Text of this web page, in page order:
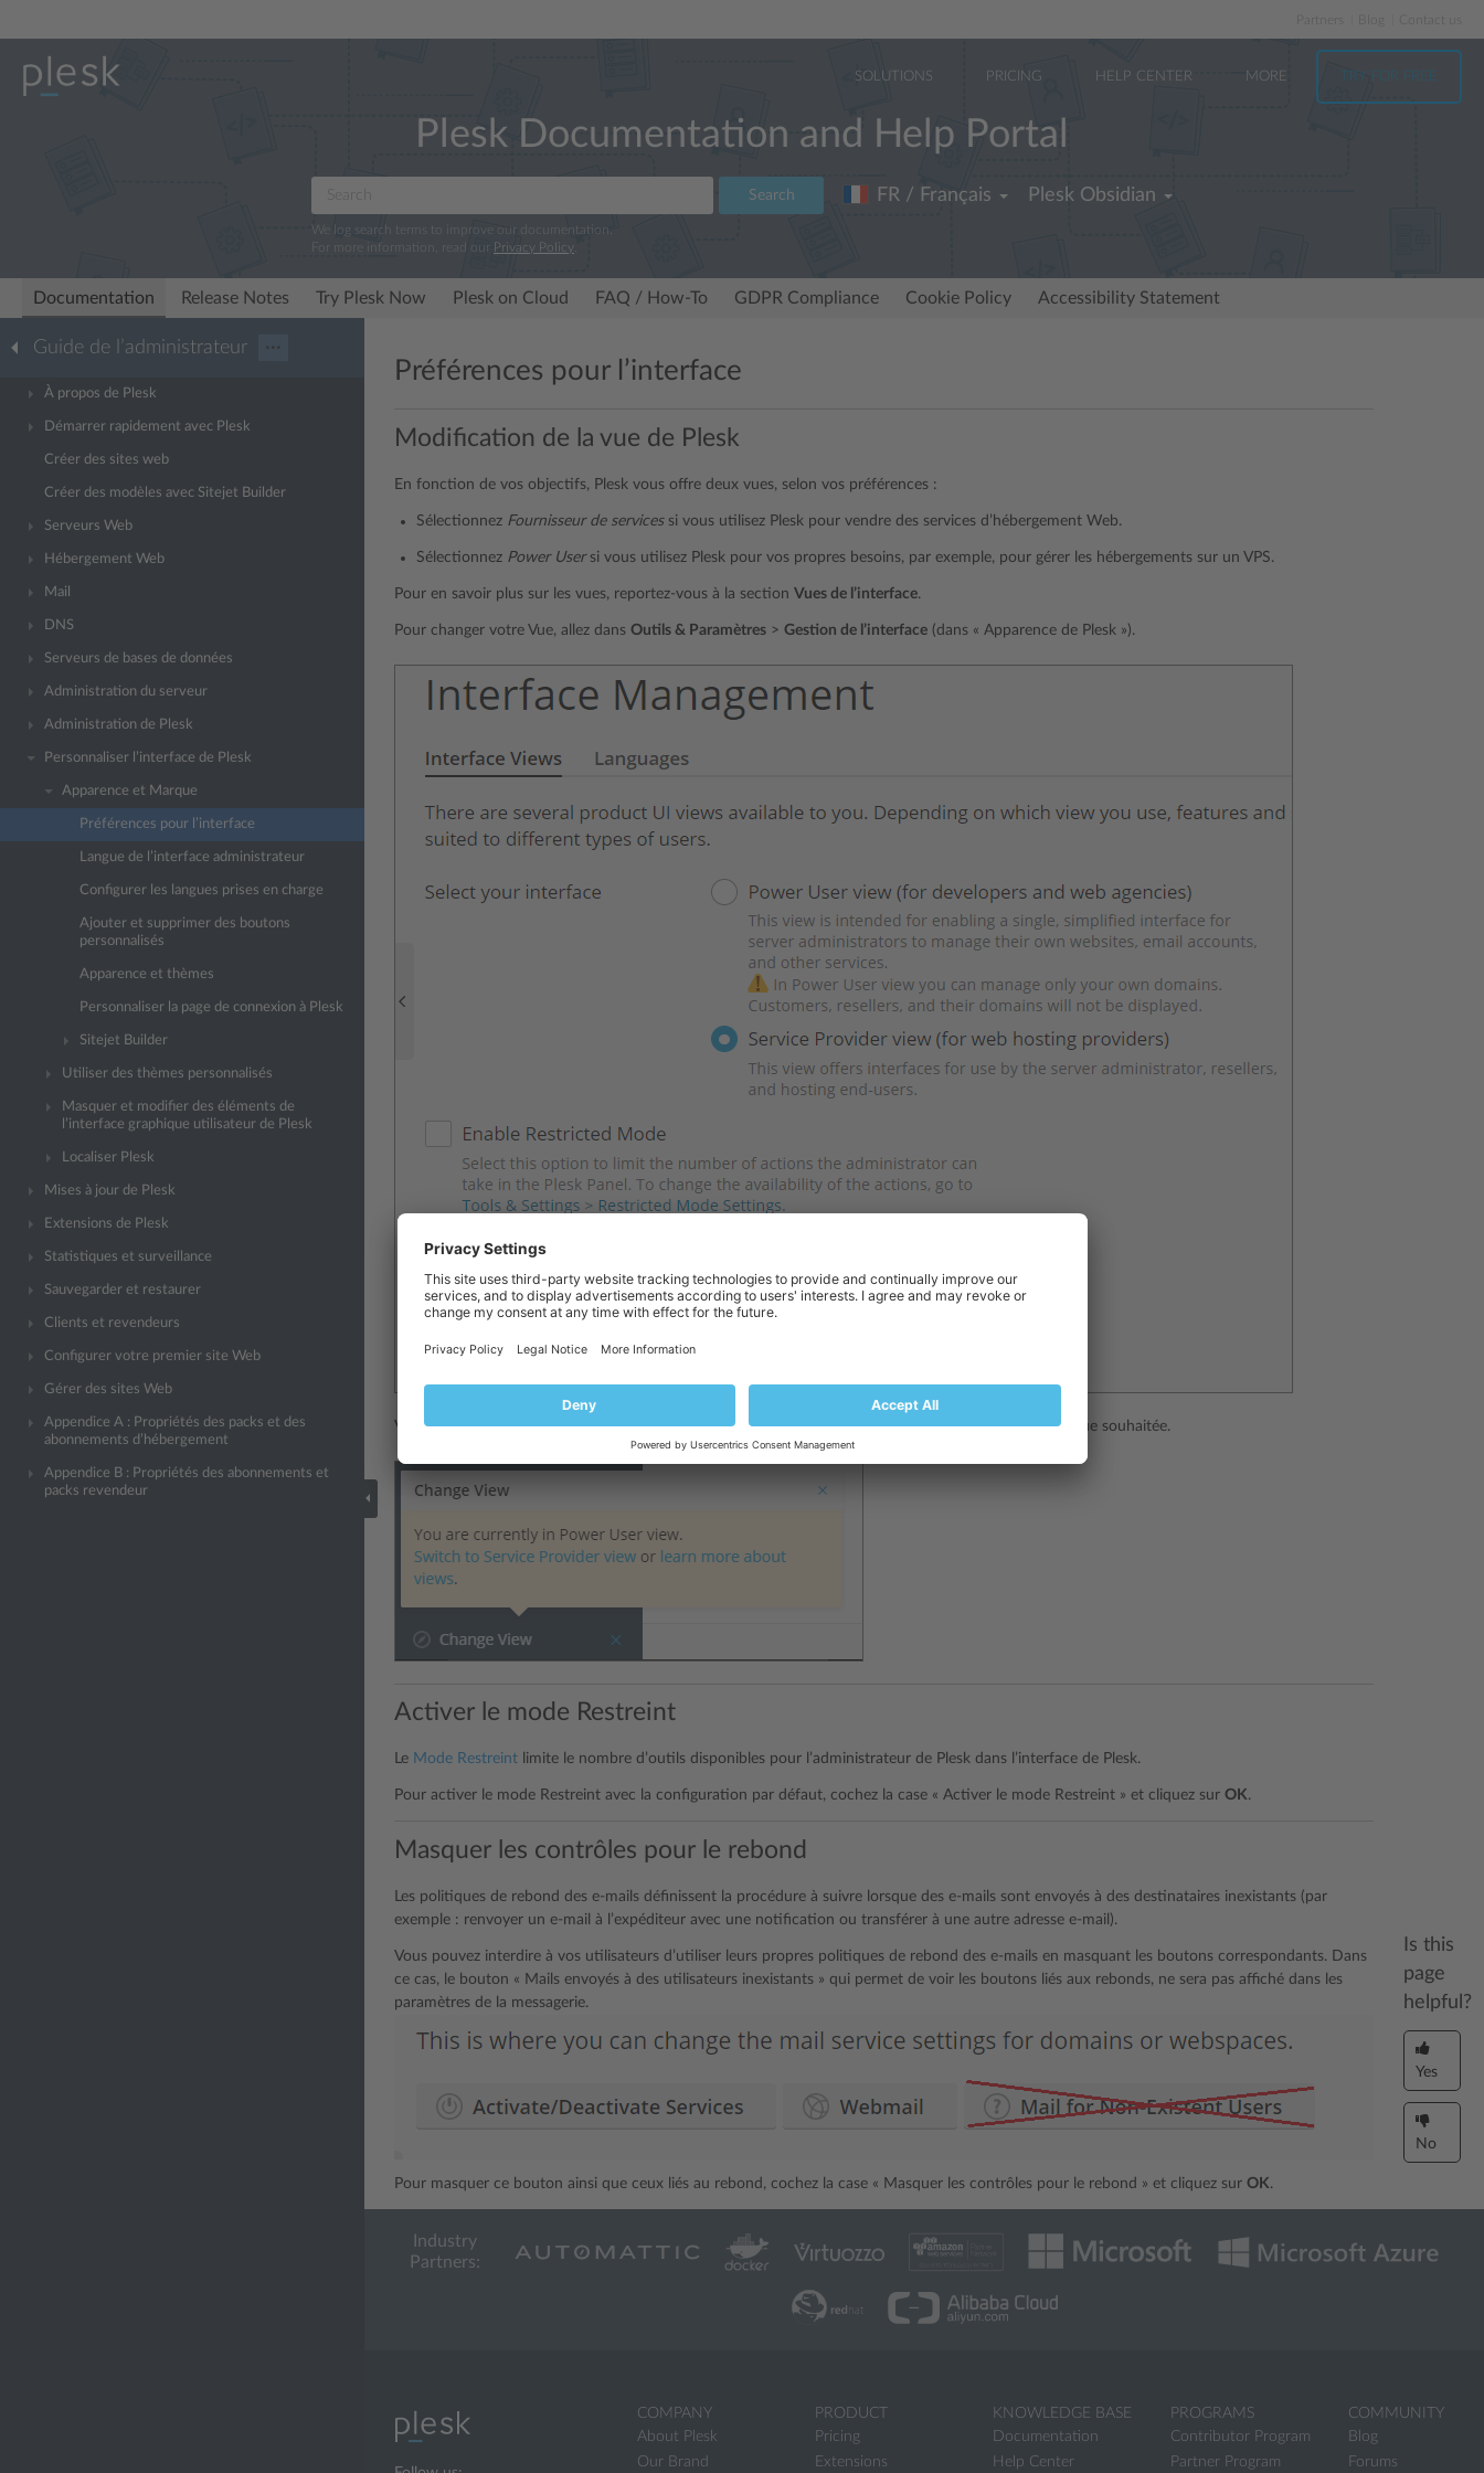
Partners
SOLUTIONS PRICING HELP CENTER MORE TRY FOR FREE
Plesk Documentation and Help Portal
Search
We log search terms to improve our documentation.
For more information, read our Privacy Policy
FR / Français Plesk Obsidian
Documentation Release Notes Try Plesk Now Plesk on Cloud FAQ / How-To GDPR Compliance Cookie Policy Accessibility Statement
Guide de l’administrateur ···
À propos de Plesk
Démarrer rapidement avec Plesk
Créer des sites web
Créer des modèles avec Sitejet Builder
Serveurs Web
Hébergement Web
Mail
DNS
Serveurs de bases de données
Administration du serveur
Administration de Plesk
Personnaliser l’interface de Plesk
Apparence et Marque
Préférences pour l’interface
Langue de l’interface administrateur
Configurer les langues prises en charge
Ajouter et supprimer des boutons
personnalisés
Apparence et thèmes
Personnaliser la page de connexion à Plesk
Sitejet Builder
Utiliser des thèmes personnalisés
Masquer et modifier des éléments de
l’interface graphique utilisateur de Plesk
Localiser Plesk
Mises à jour de Plesk
Extensions de Plesk
Statistiques et surveillance
Sauvegarder et restaurer
Clients et revendeurs
Configurer votre premier site Web
Gérer des sites Web
Appendice A : Propriétés des packs et des
abonnements d’hébergement
Appendice B : Propriétés des abonnements et
packs revendeur
Préférences pour l’interface
Modification de la vue de Plesk
En fonction de vos objectifs, Plesk vous offre deux vues, selon vos préférences :
Sélectionnez Fournisseur de servicessi vous utilisez Plesk pour vendre des services d’hébergement Web.
Sélectionnez Power Usersi vous utilisez Plesk pour vos propres besoins, par exemple, pour gérer les hébergements sur un VPS.
Pour en savoir plus sur les vues, reportez-vous à la section Vues de l’interface.
Pour changer votre Vue, allez dans Outils & Paramètres > Gestion de l’interface (dans « Apparence de Plesk »).
Vous pouvez aussi cliquer sur le boutonChanger la vueen bas à gauche de l’écran et sélectionner la vue souhaitée.
Activer le mode Restreint
Le Mode Restreint limite le nombre d’outils disponibles pour l’administrateur de Plesk dans l’interface de Plesk.
Pour activer le mode Restreint avec la configuration par défaut, cochez la case « Activer le mode Restreint » et cliquez sur OK.
Masquer les contrôles pour le rebond
Les politiques de rebond des e-mails définissent la procédure à suivre lorsque des e-mails sont envoyés à des destinataires inexistants (par
exemple : renvoyer un e-mail à l’expéditeur avec une notification ou transférer à une autre adresse e-mail).
Vous pouvez interdire à vos utilisateurs d’utiliser leurs propres politiques de rebond des e-mails en masquant les boutons correspondants. Dans
ce cas, le bouton « Mails envoyés à des utilisateurs inexistants » qui permet de voir les boutons liés aux rebonds, ne sera pas affiché dans les
paramètres de la messagerie.
Pour masquer ce bouton ainsi que ceux liés au rebond, cochez la case « Masquer les contrôles pour le rebond » et cliquez sur OK.
Is this
page
helpful?
Yes
No
Industry
Partners:
COMPANY
About Plesk
Our Brand
PRODUCT
Pricing
Extensions
KNOWLEDGE BASE
Documentation
Help Center
PROGRAMS
Contributor Program
Partner Program
COMMUNITY
Blog
Forums